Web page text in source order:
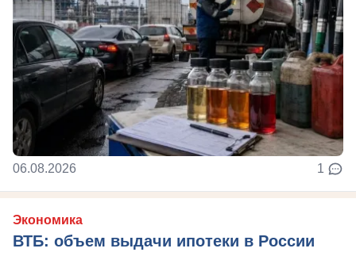
06.08.2026 1
Экономика
ВТБ: объем выдачи ипотеки в России